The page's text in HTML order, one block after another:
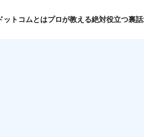
ットコムとはプロが教える絶対役立つ裏話